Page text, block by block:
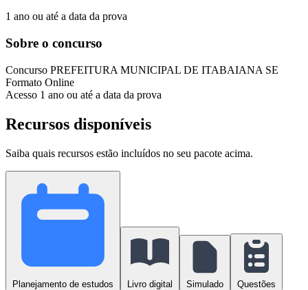
1 ano ou até a data da prova
Sobre o concurso
Concurso PREFEITURA MUNICIPAL DE ITABAIANA SE
Formato Online
Acesso 1 ano ou até a data da prova
Recursos disponíveis
Saiba quais recursos estão incluídos no seu pacote acima.
Planejamento de estudos Livro digital Simulado Questões